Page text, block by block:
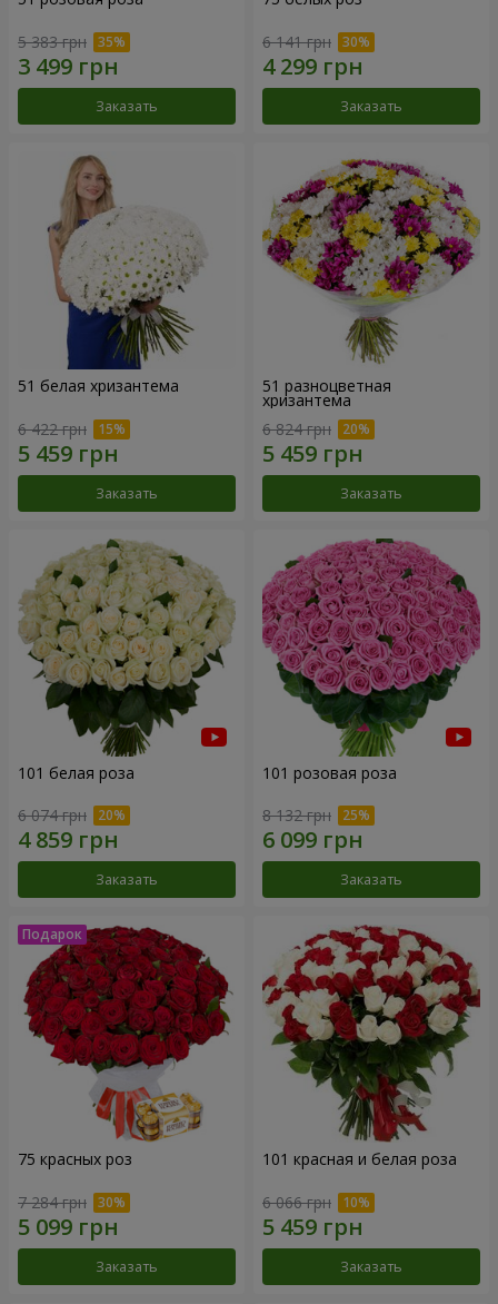
5 383 грн
Заказать
6 141 грн
Заказать
51 белая хризантема
6 422 грн
Заказать
51 разноцветная
хризантема
6 824 грн
Заказать
101 белая роза
6 074 грн
Заказать
101 розовая роза
8 132 грн
Заказать
75 красных роз
7 284 грн
Заказать
101 красная и белая роза
6 066 грн
Заказать